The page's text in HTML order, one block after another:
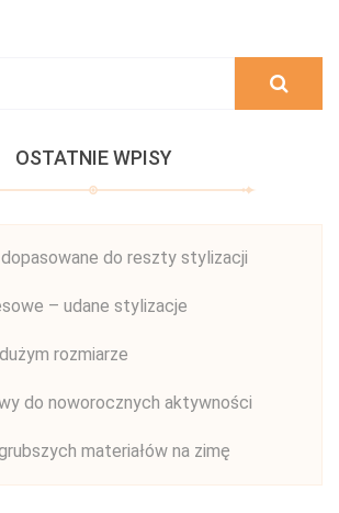
OSTATNIE WPISY
do reszty stylizacji
– udane stylizacje
rozmiarze
do noworocznych aktywności
materiałów na zimę